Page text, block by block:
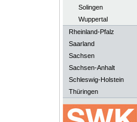
Solingen
Wuppertal
Rheinland-Pfalz
Saarland
Sachsen
Sachsen-Anhalt
Schleswig-Holstein
Thüringen